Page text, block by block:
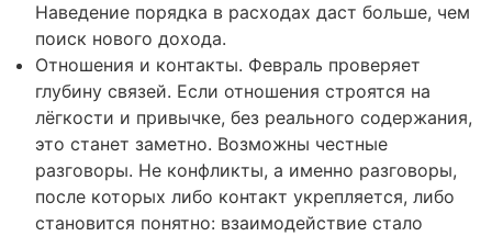
Наведение порядка в расходах даст больше, чем
поиск нового дохода.
Отношения и контакты. Февраль проверяет
глубину связей. Если отношения строятся на
лёгкости и привычке, без реального содержания,
это станет заметно. Возможны честные
разговоры. Не конфликты, а именно разговоры,
после которых либо контакт укрепляется, либо
становится понятно: взаимодействие стало